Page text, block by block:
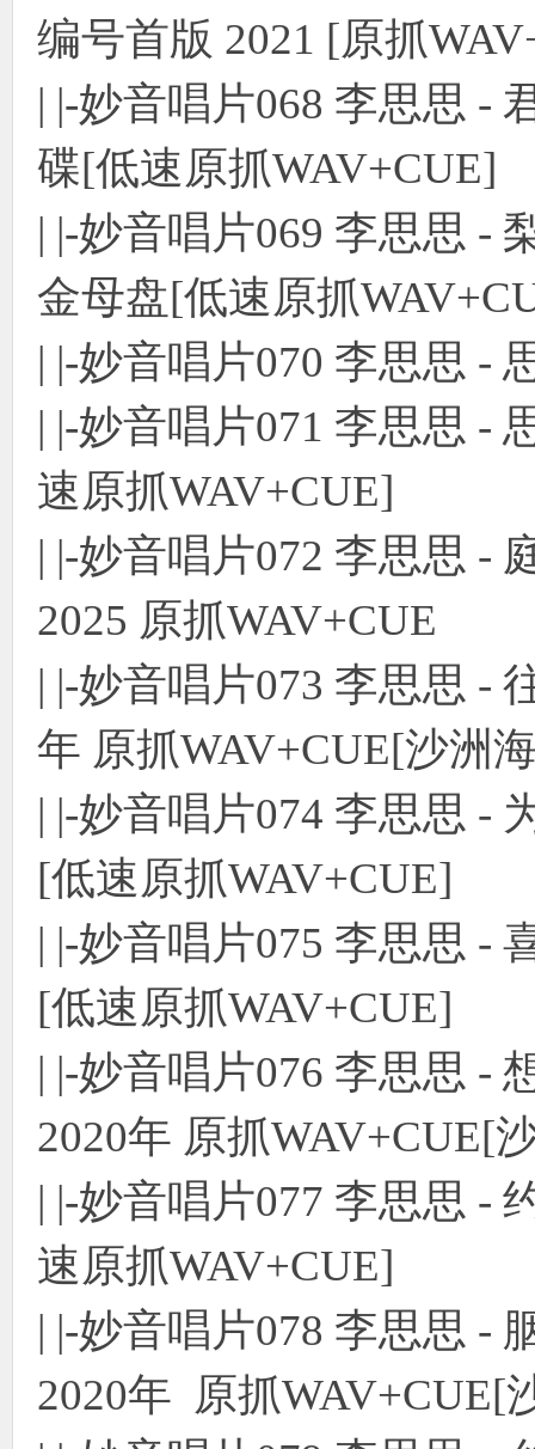
编号首版 2021 [原抓
| |-妙音唱片068 李思思
碟[低速原抓WAV+CUE]
| |-妙音唱片069 李思思 -
金母盘[低速原抓
| |-妙音唱片070 李思思 -
| |-妙音唱片071 李思思 -
速原抓WAV+CUE]
| |-妙音唱片072 李思思 -
2025 原抓WAV+CUE
| |-妙音唱片073 李思思 -
年 原抓WAV+CUE[沙洲
| |-妙音唱片074 李思思 -
[低速原抓WAV+CUE]
| |-妙音唱片075 李思思 -
[低速原抓WAV+CUE]
| |-妙音唱片076 李思思 -
2020年 原抓WAV+CUE[
| |-妙音唱片077 李思思 -
速原抓WAV+CUE]
| |-妙音唱片078 李思思 -
2020年 原抓WAV+CUE[